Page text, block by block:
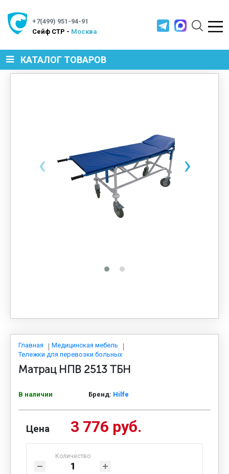
+7(499) 951-94-91
Cейф СТР - Москва
КАТАЛОГ ТОВАРОВ
МЕТАЛЛИЧЕСКИЕ СТЕЛЛАЖИ
ПРОИЗВОДСТВЕННАЯ МЕБЕЛЬ
СИСТЕМЫ ХРАНЕНИЯ
МЕБЕЛЬ ДЛЯ ДОМА
‹ ›
Главная
Медицинская мебель
Тележки для перевозки больных
Матрац НПВ 2513 ТБН
В наличии Бренд: Hilfe
Цена 3 776 руб.
Количество